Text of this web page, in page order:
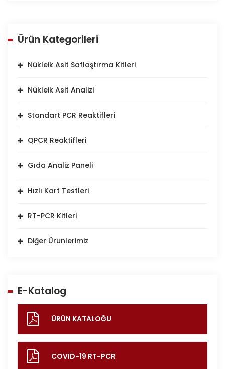
Ürün Kategorileri
Nükleik Asit Saflaştırma Kitleri
Nükleik Asit Analizi
Standart PCR Reaktifleri
QPCR Reaktifleri
Gıda Analiz Paneli
Hızlı Kart Testleri
RT-PCR Kitleri
Diğer Ürünlerimiz
E-Katalog
ÜRÜN KATALOĞU
COVID-19 RT-PCR